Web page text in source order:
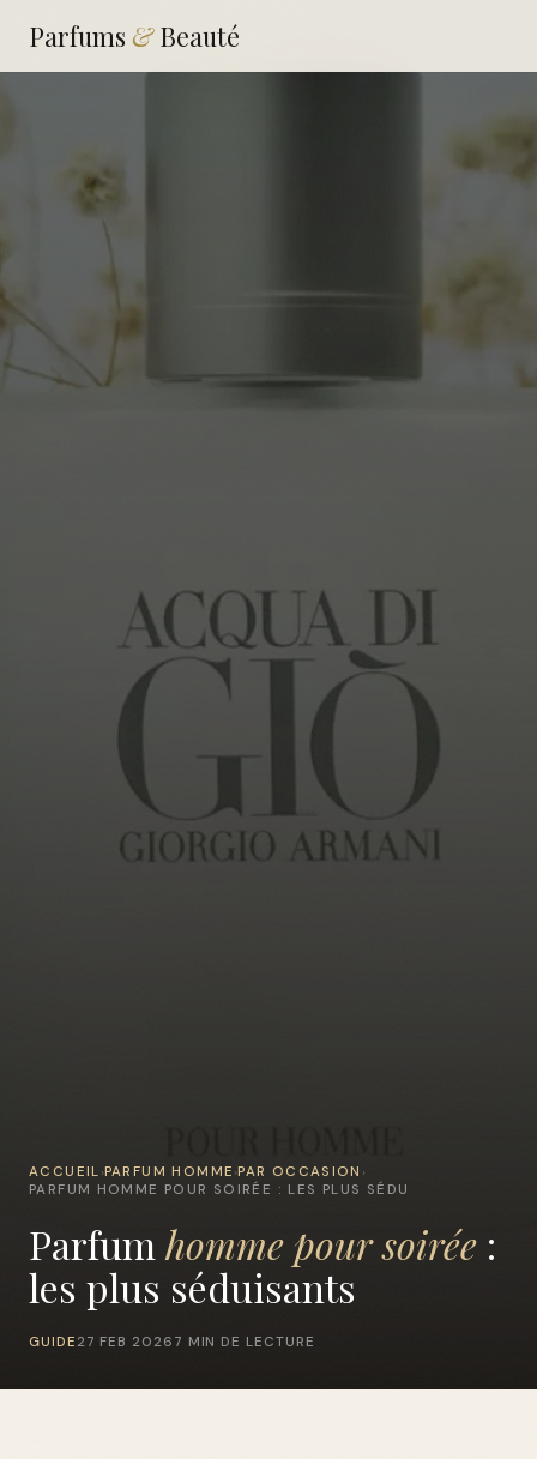
Parfums &Beauté
ACCUEIL ›PARFUM HOMME ›PAR OCCASION ›
PARFUM HOMME POUR SOIRÉE : LES PLUS SÉDU
Parfum homme pour soirée :
les plus séduisants
GUIDE 27 FEB 2026 7 MIN DE LECTURE